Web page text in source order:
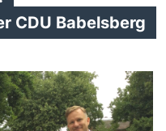
CDU Babelsberg